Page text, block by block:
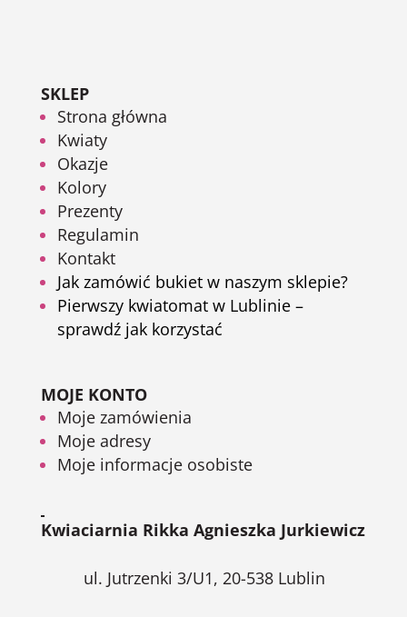
SKLEP
Strona główna
Kwiaty
Okazje
Kolory
Prezenty
Regulamin
Kontakt
Jak zamówić bukiet w naszym sklepie?
Pierwszy kwiatomat w Lublinie –
sprawdź jak korzystać
MOJE KONTO
Moje zamówienia
Moje adresy
Moje informacje osobiste
Kwiaciarnia Rikka Agnieszka Jurkiewicz
ul. Jutrzenki 3/U1, 20-538 Lublin